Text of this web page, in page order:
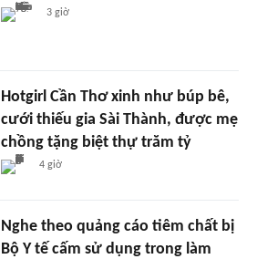
3 giờ
Hotgirl Cần Thơ xinh như búp bê,
cưới thiếu gia Sài Thành, được mẹ
chồng tặng biệt thự trăm tỷ
4 giờ
Nghe theo quảng cáo tiêm chất bị
Bộ Y tế cấm sử dụng trong làm